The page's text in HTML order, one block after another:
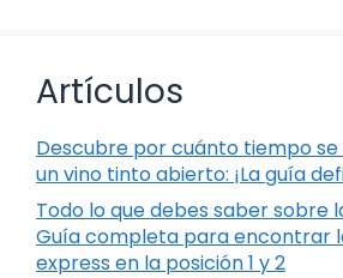
Artículos
Descubre por cuánto tiempo
un vino tinto abierto: ¡La guía
Todo lo que debes saber sobre
Guía completa para encontrar
express en la posición 1 y 2